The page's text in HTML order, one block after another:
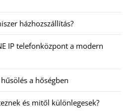
házhozszállítás?
IP telefonközpont a modern
a hőségben
és mitől különlegesek?